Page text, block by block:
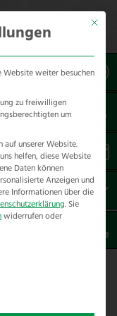
Referenzen
– im
Mit
weiter besuchen
zu freiwilligen
um
unserer Website.
helfen, diese Website
Daten können
Anzeigen und
Informationen über die
. Sie
widerrufen oder
für die eine